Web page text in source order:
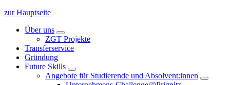
zur Hauptseite
Über uns
ZGT Projekte
Transferservice
Gründung
Future Skills
Angebote für Studierende und Absolvent:innen